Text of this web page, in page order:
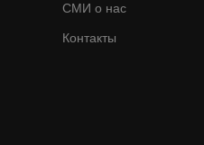
СМИ о нас
Контакты